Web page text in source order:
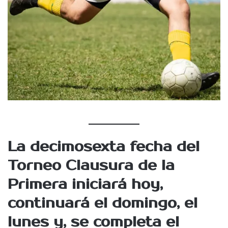
La decimosexta fecha del
Torneo Clausura de la
Primera iniciará hoy,
continuará el domingo, el
lunes y, se completa el